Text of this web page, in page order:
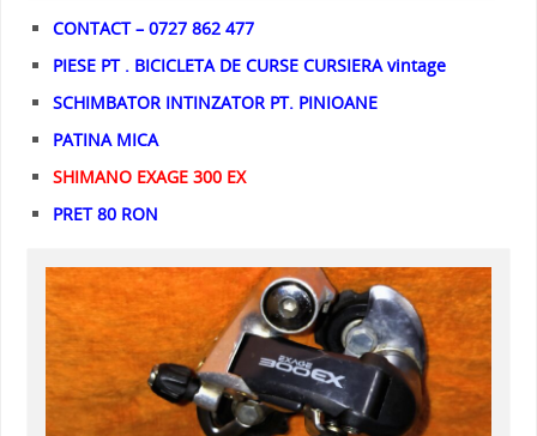
CONTACT – 0727 862 477
PIESE PT . BICICLETA DE CURSE CURSIERA vintage
SCHIMBATOR INTINZATOR PT. PINIOANE
PATINA MICA
SHIMANO EXAGE 300 EX
PRET 80 RON